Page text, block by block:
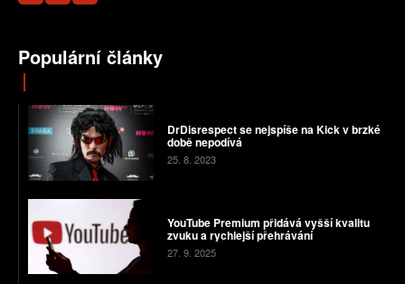
Populární články
DrDisrespect se nejspíše na Kick v brzké
době nepodívá
25. 8. 2023
YouTube Premium přidává vyšší kvalitu
zvuku a rychlejší přehrávání
27. 9. 2025